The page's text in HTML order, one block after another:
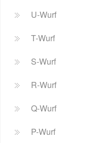
U-Wurf
T-Wurf
S-Wurf
R-Wurf
Q-Wurf
P-Wurf